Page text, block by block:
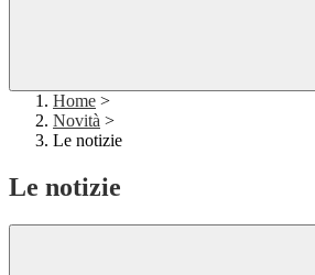
Home >
Novità >
Le notizie
Le notizie